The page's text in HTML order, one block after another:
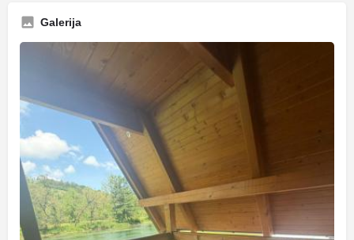
Galerija